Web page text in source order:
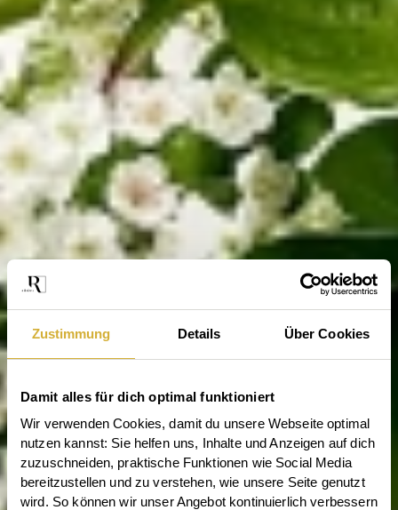
Zustimmung Details Über Cookies
Damit alles für dich optimal funktioniert
Wir verwenden Cookies, damit du unsere Webseite optimal
nutzen kannst: Sie helfen uns, Inhalte und Anzeigen auf dich
zuzuschneiden, praktische Funktionen wie Social Media
bereitzustellen und zu verstehen, wie unsere Seite genutzt
wird. So können wir unser Angebot kontinuierlich verbessern